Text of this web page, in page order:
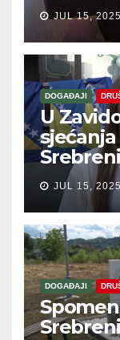
JUL 15, 2025
DOGAĐAJI
U
JUL 15, 2025
DOGAĐAJI